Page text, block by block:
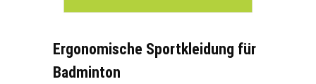
Ergonomische Sportkleidung für
Badminton